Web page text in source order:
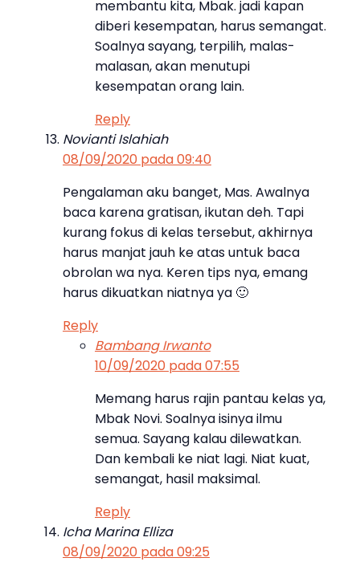
membantu kita, Mbak. jadi kapan
diberi kesempatan, harus semangat.
Soalnya sayang, terpilih, malas-
malasan, akan menutupi
kesempatan orang lain.
Reply
Novianti Islahiah
08/09/2020 pada 09:40
Pengalaman aku banget, Mas. Awalnya
baca karena gratisan, ikutan deh. Tapi
kurang fokus di kelas tersebut, akhirnya
harus manjat jauh ke atas untuk baca
obrolan wa nya. Keren tips nya, emang
harus dikuatkan niatnya ya 🙂
Reply
Bambang Irwanto
10/09/2020 pada 07:55
Memang harus rajin pantau kelas ya,
Mbak Novi. Soalnya isinya ilmu
semua. Sayang kalau dilewatkan.
Dan kembali ke niat lagi. Niat kuat,
semangat, hasil maksimal.
Reply
Icha Marina Elliza
08/09/2020 pada 09:25